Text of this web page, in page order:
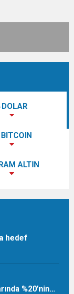
DOLAR
BITCOIN
ALTIN
hedef
%20’nin